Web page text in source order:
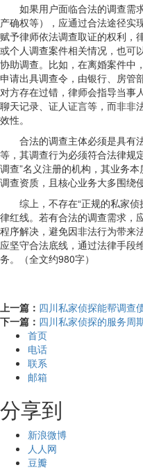
如果用户面临合法的调查需
产确权等），应通过合法途径实
赋予律师依法调查取证的权利，
或个人调查案件相关情况，也可
协助调查。比如，在离婚案件中
申请出具调查令，由银行、房管
对方存在过错，律师会指导当事
聊天记录、证人证言等，而非非
效性。
合法的调查主体必须是具有
等，其调查行为必须符合法律规
调查”名义注册的机构，其业务
调查资质，且核心业务大多围绕
综上，不存在“正规的私家
律红线。若有合法的调查需求，
程序解决，避免因非法行为带来
应坚守合法底线，通过法律手段
务。（全文约980字）
上一篇： 四川私家侦探能帮调查
下一篇： 四川私家侦探的服务周
首页
电话
联系
邮箱
分享到
新浪微博
人人网
豆瓣